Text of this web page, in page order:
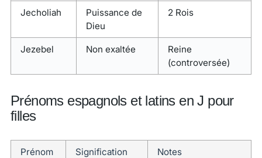
Jecholiah
Puissance de
Dieu
2 Rois
Jezebel Non exaltée
Reine
(controversée)
Prénoms espagnols et latins en J pour
filles
Prénom Signification Notes